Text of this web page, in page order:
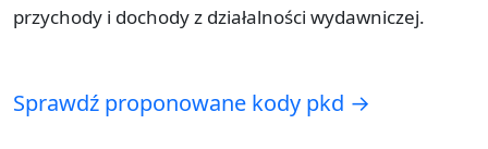
przychody i dochody z działalności wydawniczej.
Sprawdź proponowane kody pkd →